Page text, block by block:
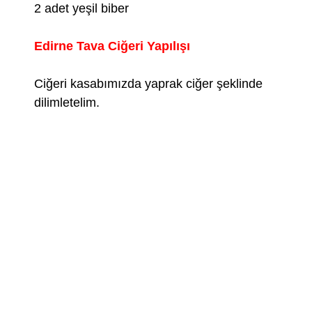
2 adet yeşil biber
Edirne Tava Ciğeri Yapılışı
Ciğeri kasabımızda yaprak ciğer şeklinde
dilimletelim.